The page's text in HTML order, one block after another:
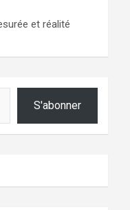
et réalité
S'abonner